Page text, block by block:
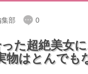
集部 0
た超絶美女
はとんでも